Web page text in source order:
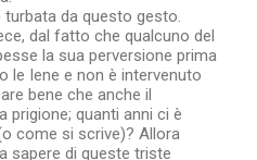
da questo gesto.
dal fatto che qualcuno del
la sua perversione prima
le Iene e non è intervenuto
bene che anche il
prigione; quanti anni ci è
come si scrive)? Allora
sapere di queste triste